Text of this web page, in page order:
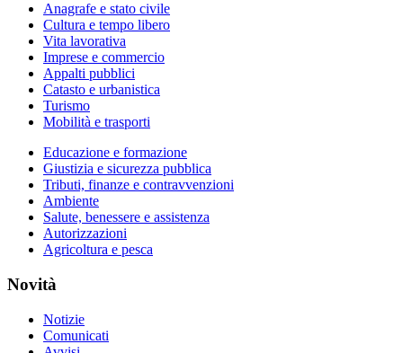
Anagrafe e stato civile
Cultura e tempo libero
Vita lavorativa
Imprese e commercio
Appalti pubblici
Catasto e urbanistica
Turismo
Mobilità e trasporti
Educazione e formazione
Giustizia e sicurezza pubblica
Tributi, finanze e contravvenzioni
Ambiente
Salute, benessere e assistenza
Autorizzazioni
Agricoltura e pesca
Novità
Notizie
Comunicati